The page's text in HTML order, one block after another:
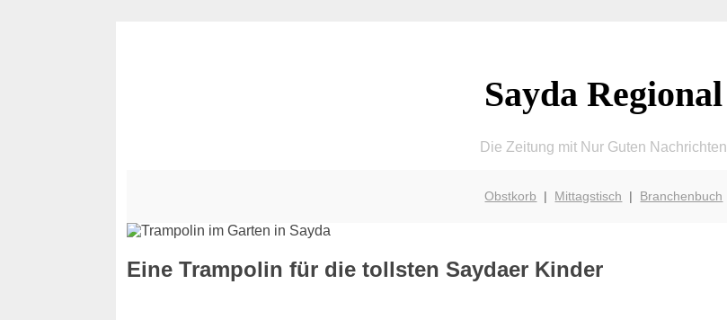
Sayda Regional
Die Zeitung mit Nur Guten Nachrichten
Obstkorb | Mittagstisch | Branchenbuch
Eine Trampolin für die tollsten Saydaer Kinder